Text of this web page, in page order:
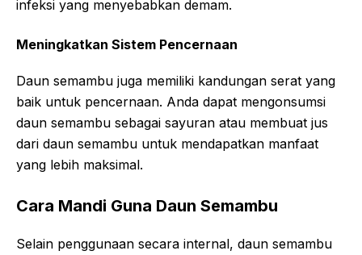
infeksi yang menyebabkan demam.
Meningkatkan Sistem Pencernaan
Daun semambu juga memiliki kandungan serat yang
baik untuk pencernaan. Anda dapat mengonsumsi
daun semambu sebagai sayuran atau membuat jus
dari daun semambu untuk mendapatkan manfaat
yang lebih maksimal.
Cara Mandi Guna Daun Semambu
Selain penggunaan secara internal, daun semambu